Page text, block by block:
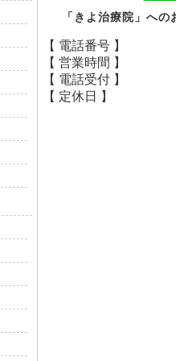
「きよ治療院」へ
【 電話番号 】
【 営業時間 】
【 電話受付 】
【 定休日 】